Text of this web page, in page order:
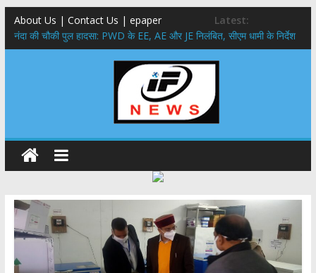
About Us | Contact Us | epaper
Latest:
नंदा की चौकी पुल हादसा: PWD के EE, AE और JE निलंबित, सीएम धामी के निर्देश
पर सख्त कार्रवाई
सरकारी नीतियों में शामिल किए जाएंगे छात्र – छात्राओं के सुझाव ,मुख्यमंत्री युवा
विद्यार्थी मंथन कार्यक्रम में शामिल हुए सीएम पुष्कर सिंह धामी
उत्तराखंड में बढ़ेंगे राजस्व के स्रोत: इको-टूरिज्म, कार्बन क्रेडिट और जड़ी-बूटी आय
मुख्यमंत्री ने उत्तराखण्ड क्षत्रिय कल्याण समिति की वेबसाइट एवं क्षत्रिय जागरण
स्मारिका का किया विमोचन
मुख्यमंत्री ने हर घर तिरंगा यात्रा कार्यक्रम में किया प्रतिभाग,मुख्यमंत्री ने
प्रदेशवासियों से स्वतंत्रता दिवस पर अपने घरों में तिरंगा फहराने का किया आवाह्न